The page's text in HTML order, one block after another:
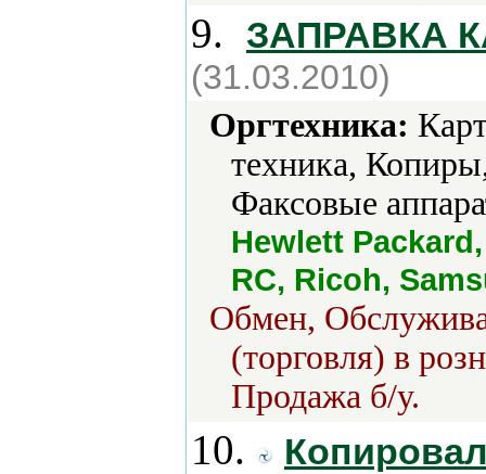
9. ЗАПРАВКА
(31.03.2010)
Оргтехника:
техника,
Факсовые
Hewlett
RC, Ricoh,
Обмен,
(торговля) в
Продажа б/у.
10.